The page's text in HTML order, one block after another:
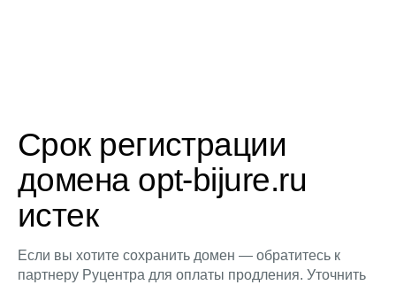
Срок регистрации
домена opt-bijure.ru
истек
Если вы хотите сохранить домен — обратитесь к
партнеру Руцентра для оплаты продления. Уточнить